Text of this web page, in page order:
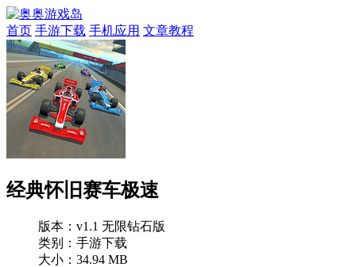
首页 手游下载 手机应用 文章教程
经典怀旧赛车极速
版本： v1.1 无限钻石版
类别：手游下载
大小：34.94 MB